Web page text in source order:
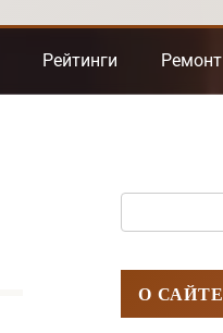
Рейтинги Ремонт
О САЙТЕ